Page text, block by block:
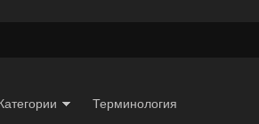
Терминология